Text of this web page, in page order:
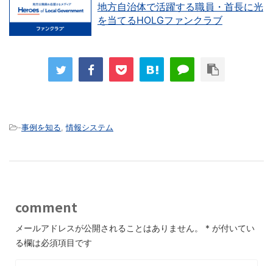
地方自治体で活躍する職員・首長に光
を当てるHOLGファンクラブ
-事例を知る ,情報システム
comment
メールアドレスが公開されることはありません。 * が付いてい
る欄は必須項目です